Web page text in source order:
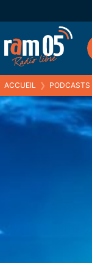
ACCUEIL ❯ PODCASTS